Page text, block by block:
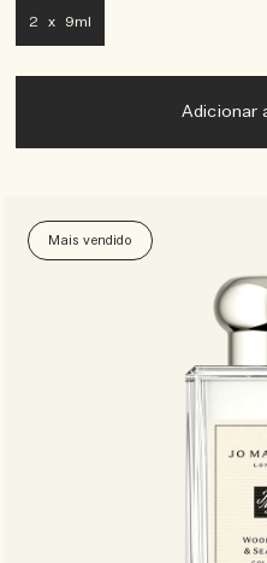
2 x 9ml
Adicionar
Mais vendido